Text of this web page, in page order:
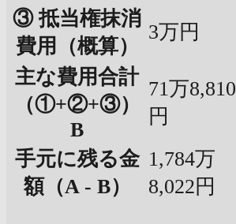
③ 抵当権抹消
費用（概算）
3万円
主な費用合計
（①+②+③）
B
71万8,810
円
手元に残る金
額（A - B）
1,784万
8,022円